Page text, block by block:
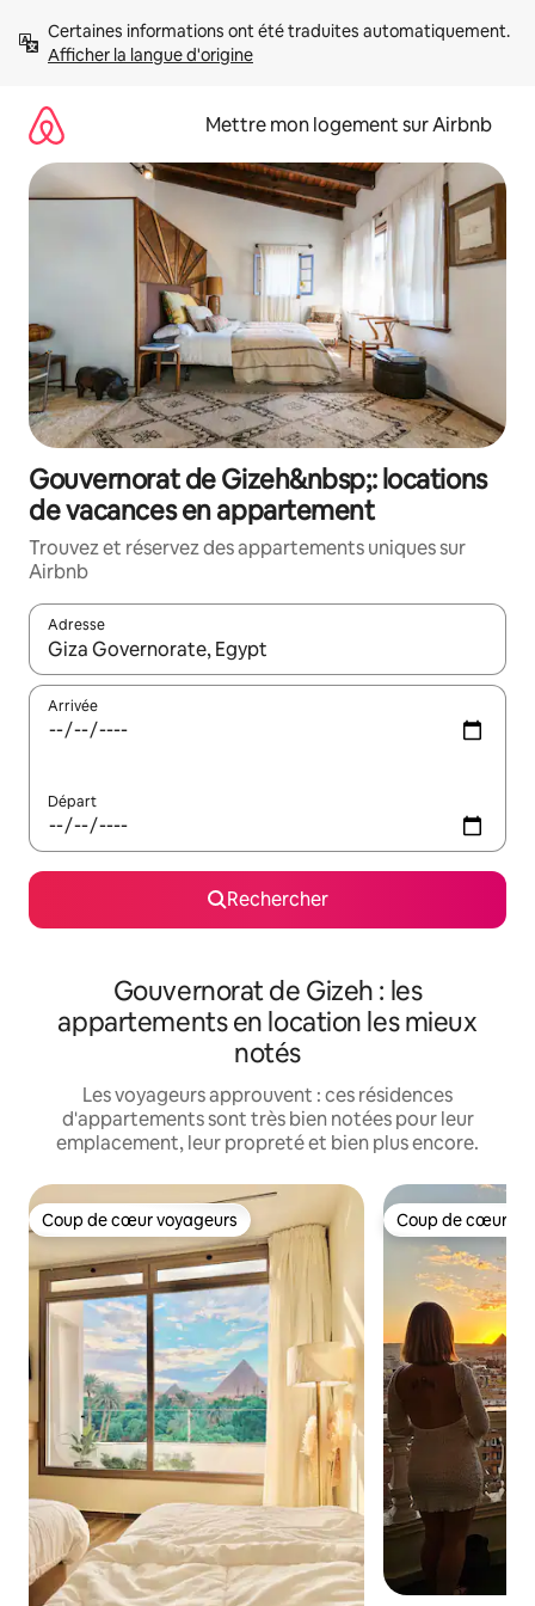
directement
Afficher la langue d'origine
Mettre mon logement sur Airbnb
Gouvernorat de Gizeh&nbsp;: locations
de vacances en appartement
Trouvez et réservez des appartements uniques sur
Airbnb
Adresse
Lorsque les résultats s'affichent, utilisez les flèches vers le
Arrivée
Départ
Rechercher
Gouvernorat de Gizeh : les
appartements en location les mieux
notés
Les voyageurs approuvent : ces résidences
d'appartements sont très bien notées pour leur
emplacement, leur propreté et bien plus encore.
Coup de cœur voyageurs
Coup de cœur voyageurs Coup de cœur
Coup de cœur